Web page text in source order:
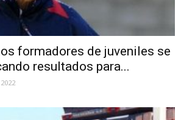
formadores de juveniles se
resultados para...